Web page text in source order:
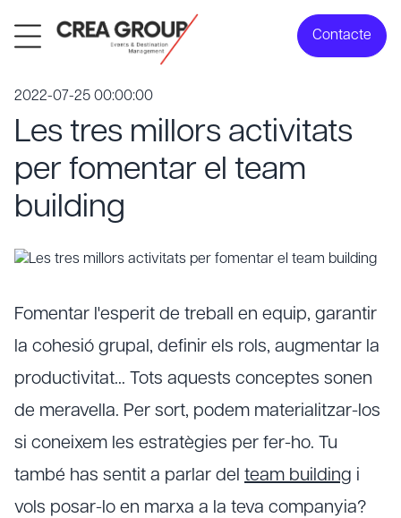
Contacte
2022-07-25 00:00:00
Les tres millors activitats
per fomentar el team
building
Fomentar l'esperit de treball en equip, garantir
la cohesió grupal, definir els rols, augmentar la
productivitat… Tots aquests conceptes sonen
de meravella. Per sort, podem materialitzar-los
si coneixem les estratègies per fer-ho. Tu
també has sentit a parlar del team building i
vols posar-lo en marxa a la teva companyia?